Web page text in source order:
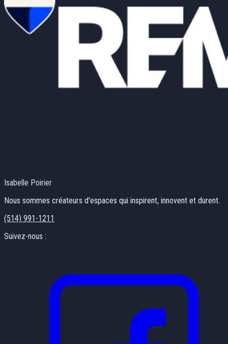
Isabelle Poirier
Nous sommes créateurs d'espaces qui inspirent, innovent et durent.
(514) 991-1211
Suivez-nous :